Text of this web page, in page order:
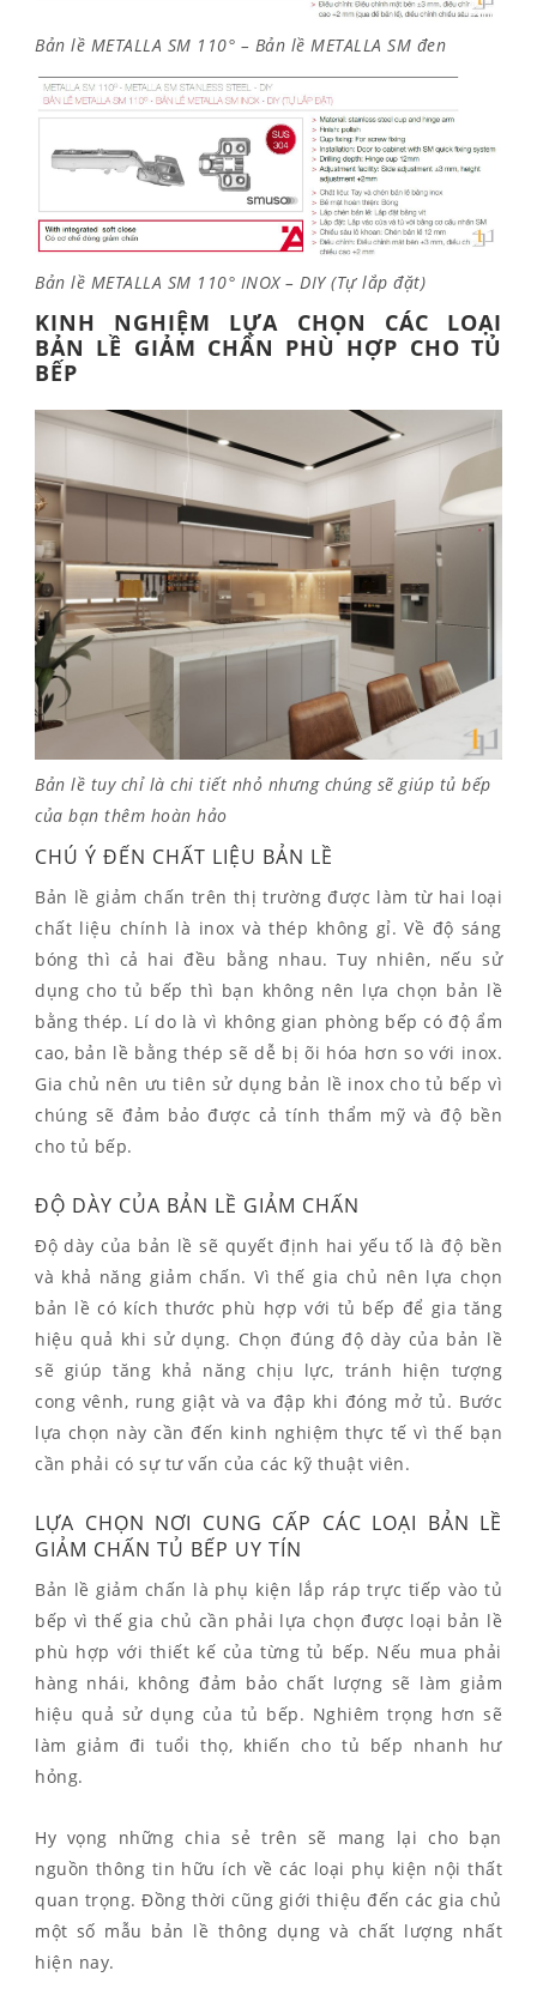
Bản lề METALLA SM 110° – Bản lề METALLA SM đen
Bản lề METALLA SM 110° INOX – DIY (Tự lắp đặt)
KINH NGHIỆM LỰA CHỌN CÁC LOẠI
BẢN LỀ GIẢM CHẤN PHÙ HỢP CHO TỦ
BẾP
Bản lề tuy chỉ là chi tiết nhỏ nhưng chúng sẽ giúp tủ bếp
của bạn thêm hoàn hảo
CHÚ Ý ĐẾN CHẤT LIỆU BẢN LỀ
Bản lề giảm chấn trên thị trường được làm từ hai loại
chất liệu chính là inox và thép không gỉ. Về độ sáng
bóng thì cả hai đều bằng nhau. Tuy nhiên, nếu sử
dụng cho tủ bếp thì bạn không nên lựa chọn bản lề
bằng thép. Lí do là vì không gian phòng bếp có độ ẩm
cao, bản lề bằng thép sẽ dễ bị õi hóa hơn so với inox.
Gia chủ nên ưu tiên sử dụng bản lề inox cho tủ bếp vì
chúng sẽ đảm bảo được cả tính thẩm mỹ và độ bền
cho tủ bếp.
ĐỘ DÀY CỦA BẢN LỀ GIẢM CHẤN
Độ dày của bản lề sẽ quyết định hai yếu tố là độ bền
và khả năng giảm chấn. Vì thế gia chủ nên lựa chọn
bản lề có kích thước phù hợp với tủ bếp để gia tăng
hiệu quả khi sử dụng. Chọn đúng độ dày của bản lề
sẽ giúp tăng khả năng chịu lực, tránh hiện tượng
cong vênh, rung giật và va đập khi đóng mở tủ. Bước
lựa chọn này cần đến kinh nghiệm thực tế vì thế bạn
cần phải có sự tư vấn của các kỹ thuật viên.
LỰA CHỌN NƠI CUNG CẤP CÁC LOẠI BẢN LỀ
GIẢM CHẤN TỦ BẾP UY TÍN
Bản lề giảm chấn là phụ kiện lắp ráp trực tiếp vào tủ
bếp vì thế gia chủ cần phải lựa chọn được loại bản lề
phù hợp với thiết kế của từng tủ bếp. Nếu mua phải
hàng nhái, không đảm bảo chất lượng sẽ làm giảm
hiệu quả sử dụng của tủ bếp. Nghiêm trọng hơn sẽ
làm giảm đi tuổi thọ, khiến cho tủ bếp nhanh hư
hỏng.
Hy vọng những chia sẻ trên sẽ mang lại cho bạn
nguồn thông tin hữu ích về các loại phụ kiện nội thất
quan trọng. Đồng thời cũng giới thiệu đến các gia chủ
một số mẫu bản lề thông dụng và chất lượng nhất
hiện nay.